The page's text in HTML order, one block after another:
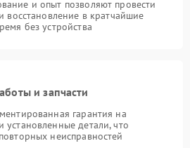
и опыт позволяют провести
восстановление в кратчайшие
без устройства
и запчасти
гарантия на
детали, что
неисправностей